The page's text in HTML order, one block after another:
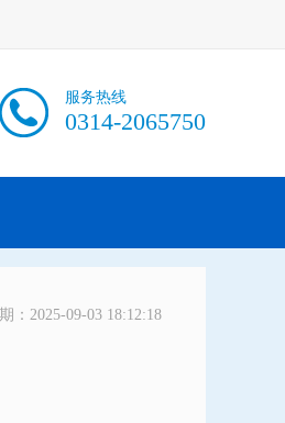
服务热线
0314-2065750
：2025-09-03 18:12:18